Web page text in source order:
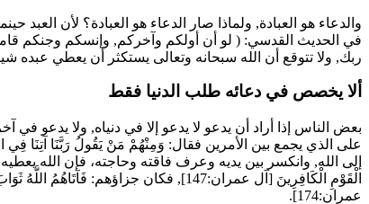
والدعاء هو العبادة, ولماذا صار الدعاء هو العبادة؟ لأن
في الحديث القدسي: ( لو أن أولكم وآخركم, وإنسكم وجنكم
ربك, ولا تتوقع أن الله سبحانه وتعالى يستكثر أن يعطي عبده
ألا يخصص في دعائه طلب الدنيا فقط
بعض الناس إذا أراد أن يدعو لا يدعو إلا في دنياه, ولا يدعو في
على الذي يجمع بين الأمرين فقال: وَمِنْهُمْ مَنْ يَقُولُ رَبَّنَا آتِنَا فِي
إلى الله, وانكسر بين يديه وعرف فاقته وحاجته، فإن الله يعطيه
الْقَوْمِ الْكَافِرِينَ [آل عمران:147], فكان جزاؤهم: فَآتَاهُمُ اللَّهُ
عمران:174].